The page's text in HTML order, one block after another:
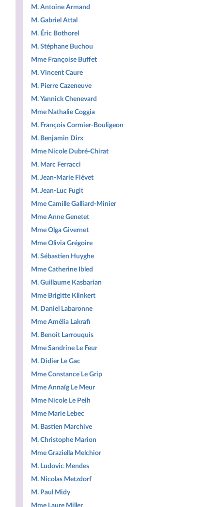
M. Antoine Armand
M. Gabriel Attal
M. Éric Bothorel
M. Stéphane Buchou
Mme Françoise Buffet
M. Vincent Caure
M. Pierre Cazeneuve
M. Yannick Chenevard
Mme Nathalie Coggia
M. François Cormier-Bouligeon
M. Benjamin Dirx
Mme Nicole Dubré-Chirat
M. Marc Ferracci
M. Jean-Marie Fiévet
M. Jean-Luc Fugit
Mme Camille Galliard-Minier
Mme Anne Genetet
Mme Olga Givernet
Mme Olivia Grégoire
M. Sébastien Huyghe
Mme Catherine Ibled
M. Guillaume Kasbarian
Mme Brigitte Klinkert
M. Daniel Labaronne
Mme Amélia Lakrafi
M. Benoît Larrouquis
Mme Sandrine Le Feur
M. Didier Le Gac
Mme Constance Le Grip
Mme Annaïg Le Meur
Mme Nicole Le Peih
Mme Marie Lebec
M. Bastien Marchive
M. Christophe Marion
Mme Graziella Melchior
M. Ludovic Mendes
M. Nicolas Metzdorf
M. Paul Midy
Mme Laure Miller